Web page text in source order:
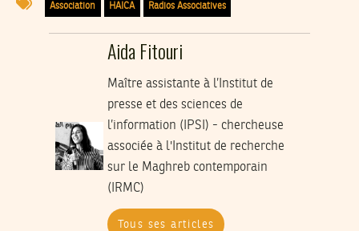
Association HAICA Radios Associatives
Aida Fitouri
Maître assistante à l’Institut de
presse et des sciences de
l’information (IPSI) - chercheuse
associée à l'Institut de recherche
sur le Maghreb contemporain
(IRMC)
Tous ses articles